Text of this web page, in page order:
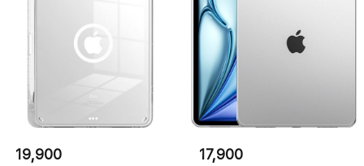
19,900 17,900